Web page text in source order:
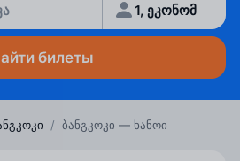
1, ეკონომ
билеты
/ ბანგკოკი — ხანოი